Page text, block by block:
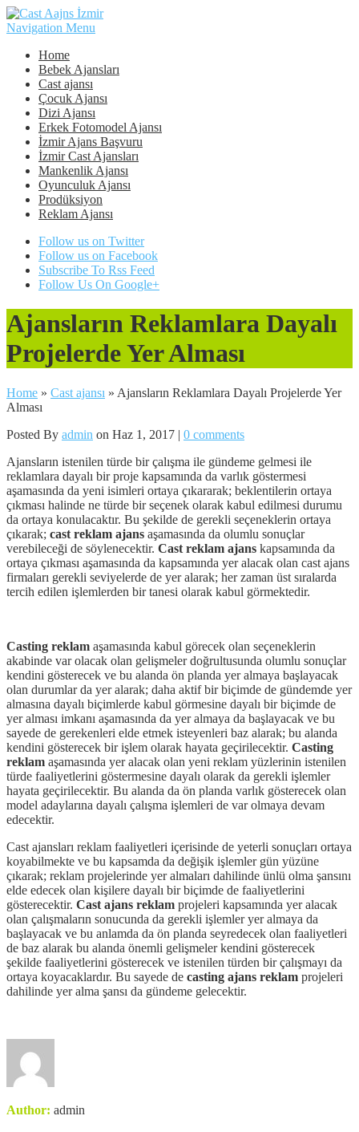
Navigation Menu
Home
Bebek Ajansları
Cast ajansı
Çocuk Ajansı
Dizi Ajansı
Erkek Fotomodel Ajansı
İzmir Ajans Başvuru
İzmir Cast Ajansları
Mankenlik Ajansı
Oyunculuk Ajansı
Prodüksiyon
Reklam Ajansı
Follow us on Twitter
Follow us on Facebook
Subscribe To Rss Feed
Follow Us On Google+
Ajansların Reklamlara Dayalı
Projelerde Yer Alması
Home » Cast ajansı » Ajansların Reklamlara Dayalı Projelerde Yer
Alması
Posted By admin on Haz 1, 2017 | 0 comments
Ajansların istenilen türde bir çalışma ile gündeme gelmesi ile
reklamlara dayalı bir proje kapsamında da varlık göstermesi
aşamasında da yeni isimleri ortaya çıkararak; beklentilerin ortaya
çıkması halinde ne türde bir seçenek olarak kabul edilmesi durumu
da ortaya konulacaktır. Bu şekilde de gerekli seçeneklerin ortaya
çıkarak; cast reklam ajans aşamasında da olumlu sonuçlar
verebileceği de söylenecektir. Cast reklam ajans kapsamında da
ortaya çıkması aşamasında da kapsamında yer alacak olan cast ajans
firmaları gerekli seviyelerde de yer alarak; her zaman üst sıralarda
tercih edilen işlemlerden bir tanesi olarak kabul görmektedir.
Casting reklam aşamasında kabul görecek olan seçeneklerin
akabinde var olacak olan gelişmeler doğrultusunda olumlu sonuçlar
kendini gösterecek ve bu alanda ön planda yer almaya başlayacak
olan durumlar da yer alarak; daha aktif bir biçimde de gündemde yer
almasına dayalı biçimlerde kabul görmesine dayalı bir biçimde de
yer alması imkanı aşamasında da yer almaya da başlayacak ve bu
sayede de gerekenleri elde etmek isteyenleri baz alarak; bu alanda
kendini gösterecek bir işlem olarak hayata geçirilecektir. Casting
reklam aşamasında yer alacak olan yeni reklam yüzlerinin istenilen
türde faaliyetlerini göstermesine dayalı olarak da gerekli işlemler
hayata geçirilecektir. Bu alanda da ön planda varlık gösterecek olan
model adaylarına dayalı çalışma işlemleri de var olmaya devam
edecektir.
Cast ajansları reklam faaliyetleri içerisinde de yeterli sonuçları ortaya
koyabilmekte ve bu kapsamda da değişik işlemler gün yüzüne
çıkarak; reklam projelerinde yer almaları dahilinde ünlü olma şansını
elde edecek olan kişilere dayalı bir biçimde de faaliyetlerini
gösterecektir. Cast ajans reklam projeleri kapsamında yer alacak
olan çalışmaların sonucunda da gerekli işlemler yer almaya da
başlayacak ve bu anlamda da ön planda seyredecek olan faaliyetleri
de baz alarak bu alanda önemli gelişmeler kendini gösterecek
şekilde faaliyetlerini gösterecek ve istenilen türden bir çalışmayı da
ortaya koyacaklardır. Bu sayede de casting ajans reklam projeleri
dahilinde yer alma şansı da gündeme gelecektir.
Author: admin